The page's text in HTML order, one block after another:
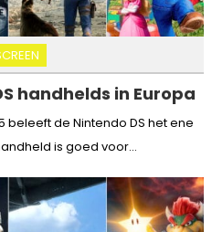
handhelds in Europa
beleeft de Nintendo DS het ene
is goed voor...